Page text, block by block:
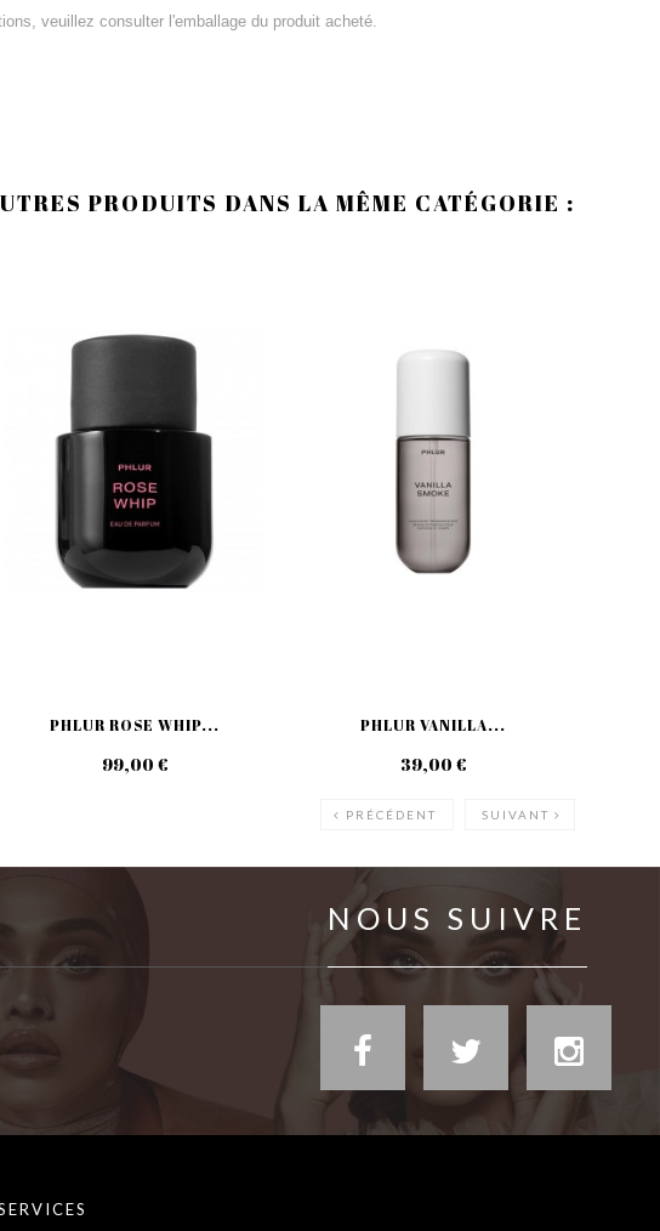
veuillez consulter l'emballage du produit acheté.
PRODUITS DANS LA MÊME CATÉGORIE :
PHLUR ROSE WHIP...
99,00 €
PHLUR VANILLA...
39,00 €
PRÉCÉDENT SUIVANT
NOUS SUIVRE